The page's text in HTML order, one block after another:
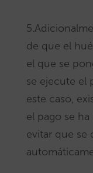
de que el
el que se
se ejecute el
este caso,
el pago se
evitar que se